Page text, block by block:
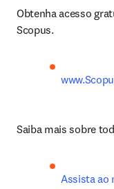
Obtenha acesso
Scopus.
Saiba mais sobre
Assista ao